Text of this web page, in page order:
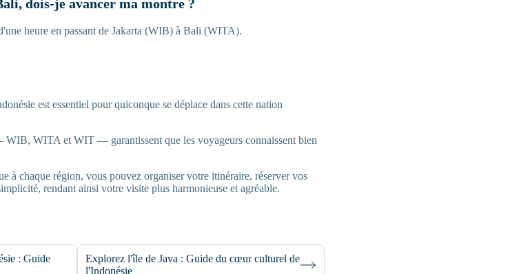
dois-je avancer ma montre ?
heure en passant de Jakarta (WIB) à Bali (WITA).
est essentiel pour quiconque se déplace dans cette nation
WITA et WIT — garantissent que les voyageurs connaissent bien
à chaque région, vous pouvez organiser votre itinéraire, réserver vos
rendant ainsi votre visite plus harmonieuse et agréable.
: Guide
Explorez l'île de Java : Guide du cœur culturel de
l'Indonésie